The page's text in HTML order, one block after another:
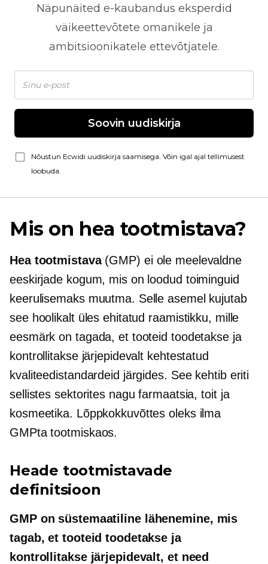
Näpunäited e-kaubandus eksperdid
väikeettevõtete omanikele ja
ambitsioonikatele ettevõtjatele.
Soovin uudiskirja
Nõustun Ecwidi uudiskirja saamisega. Võin igal ajal tellimusest
loobuda.
Mis on hea tootmistava?
Hea tootmistava(GMP) ei ole meelevaldne
eeskirjade kogum, mis on loodud toiminguid
keerulisemaks muutma. Selle asemel kujutab
see hoolikalt üles ehitatud raamistikku, mille
eesmärk on tagada, et tooteid toodetakse ja
kontrollitakse järjepidevalt kehtestatud
kvaliteedistandardeid järgides. See kehtib eriti
sellistes sektorites nagu farmaatsia, toit ja
kosmeetika. Lõppkokkuvõttes oleks ilma
GMPta tootmiskaos.
Heade tootmistavade
definitsioon
GMP on süstemaatiline lähenemine, mis
tagab, et tooteid toodetakse ja
kontrollitakse järjepidevalt, et need